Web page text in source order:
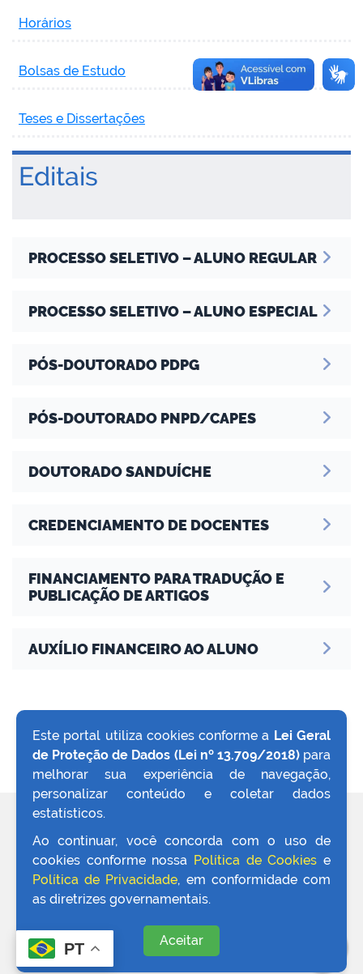
Horários
Bolsas de Estudo
Teses e Dissertações
Editais
PROCESSO SELETIVO – ALUNO REGULAR
PROCESSO SELETIVO – ALUNO ESPECIAL
PÓS-DOUTORADO PDPG
PÓS-DOUTORADO PNPD/CAPES
DOUTORADO SANDUÍCHE
CREDENCIAMENTO DE DOCENTES
FINANCIAMENTO PARA TRADUÇÃO E
PUBLICAÇÃO DE ARTIGOS
AUXÍLIO FINANCEIRO AO ALUNO
VOLTAR AO TOPO
Este portal utiliza cookies conforme a Lei Geral
de Proteção de Dados (Lei nº 13.709/2018)para
melhorar sua experiência de navegação,
personalizar conteúdo e coletar dados
estatísticos.
Ao continuar, você concorda com o uso de
cookies conforme nossa Política de Cookies e
Política de Privacidade, em conformidade com
as diretrizes governamentais.
Aceitar
PT